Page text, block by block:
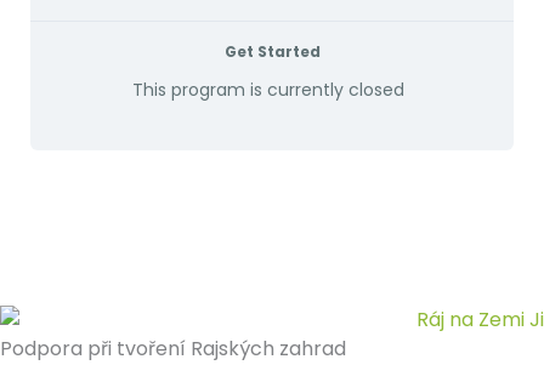
Get Started
This program is currently closed
Podpora při tvoření Rajských zahrad